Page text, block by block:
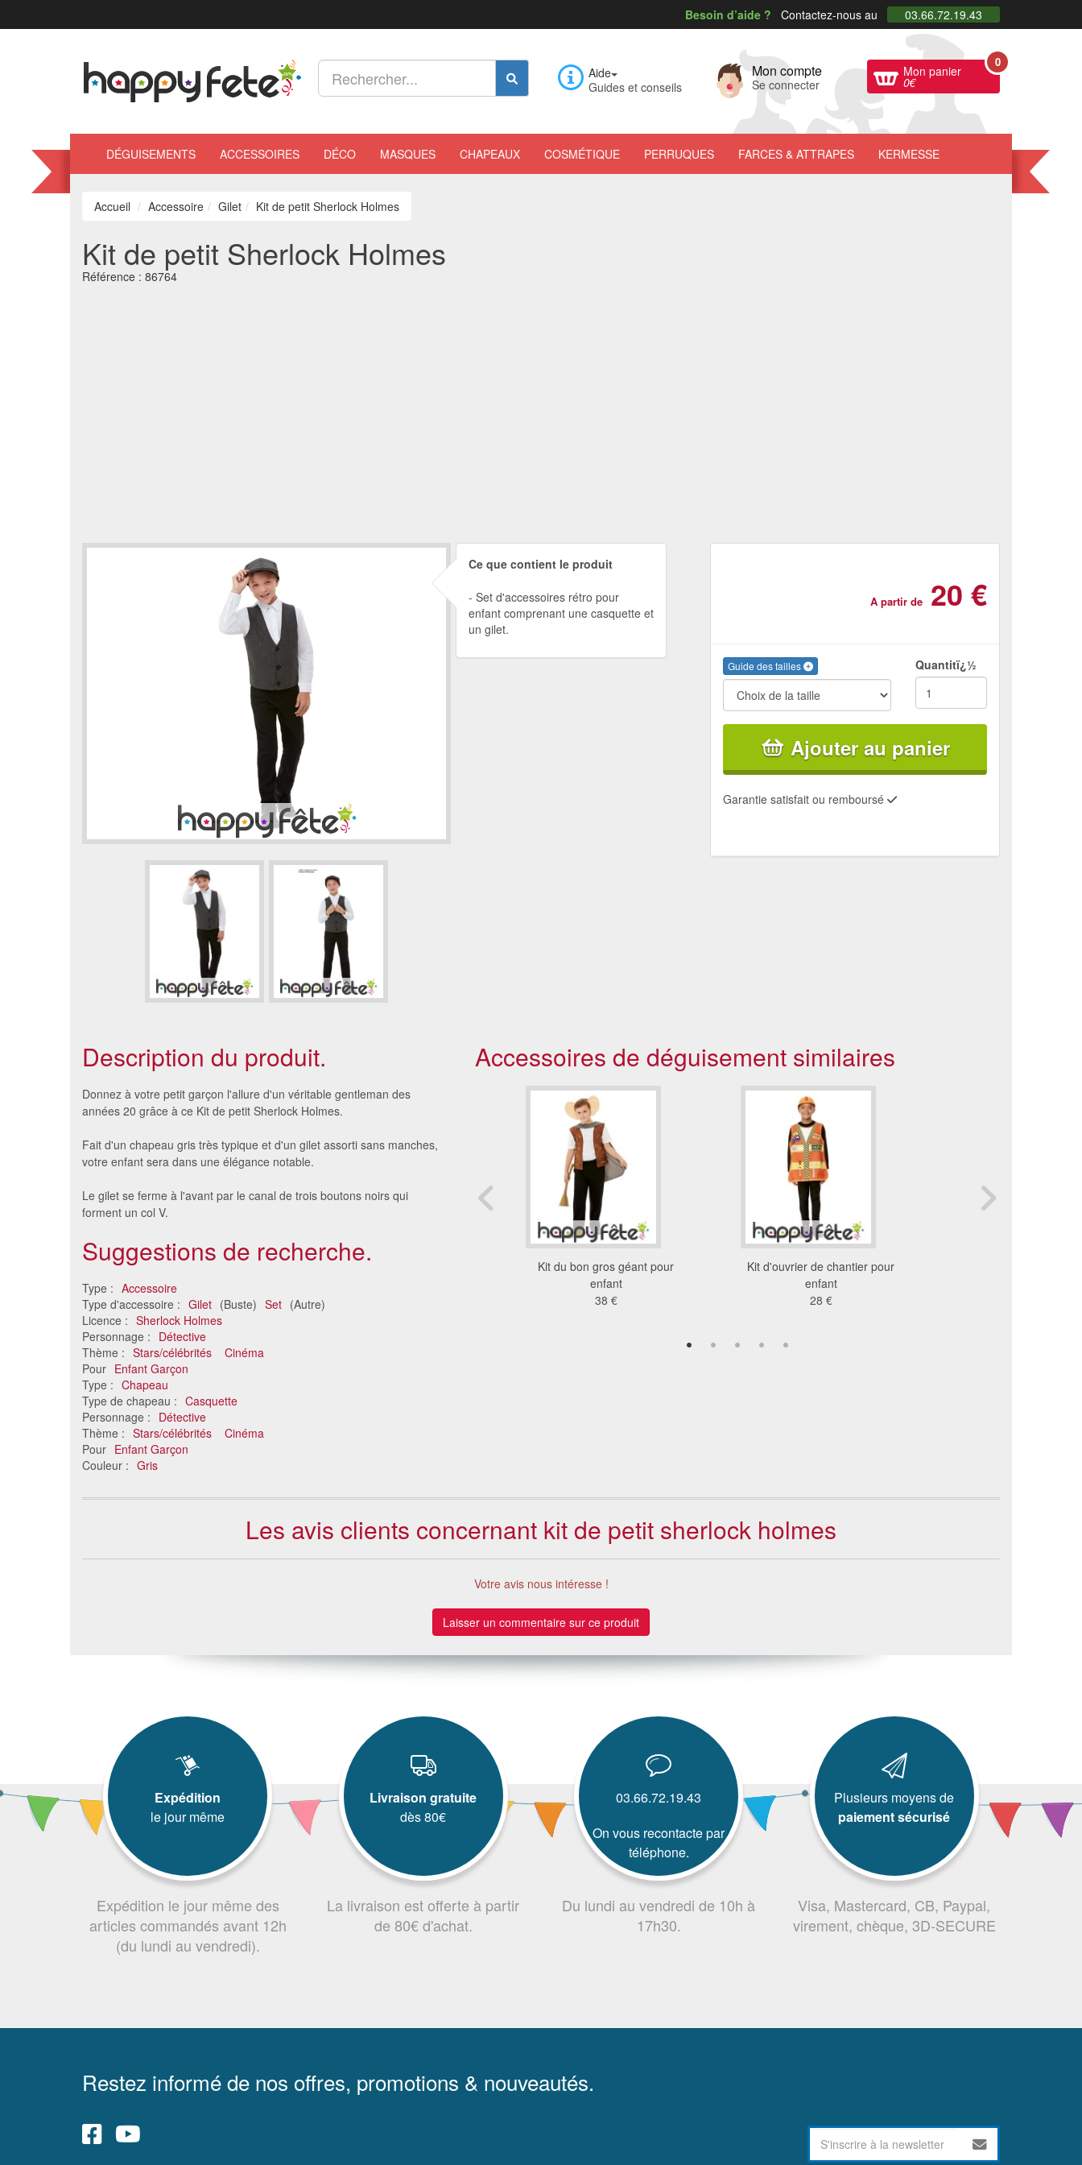
Besoin d’aide ? Contactez-nous au 03.66.72.19.43
Aide
Guides et conseils
Mon compte
Se connecter
Mon panier
0€
0
DÉGUISEMENTS ACCESSOIRES DÉCO MASQUES CHAPEAUX COSMÉTIQUE PERRUQUES FARCES & ATTRAPES KERMESSE
Accueil Accessoire Gilet Kit de petit Sherlock Holmes
Kit de petit Sherlock Holmes
Référence : 86764
Ce que contient le produit
Set d'accessoires rétro pour
enfant comprenant une casquette et
un gilet.
A partir de 20 €
Guide des tailles Quantitï¿½
Ajouter au panier
Garantie satisfait ou remboursé
Description du produit.
Donnez à votre petit garçon l'allure d'un véritable gentleman des
années 20 grâce à ce Kit de petit Sherlock Holmes.
Fait d'un chapeau gris très typique et d'un gilet assorti sans manches,
votre enfant sera dans une élégance notable.
Le gilet se ferme à l'avant par le canal de trois boutons noirs qui
forment un col V.
Suggestions de recherche.
Type : Accessoire
Type d'accessoire : Gilet (Buste) Set (Autre)
Licence : Sherlock Holmes
Personnage : Détective
Thème : Stars/célébrités
Cinéma
Pour Enfant Garçon
Type : Chapeau
Type de chapeau : Casquette
Personnage : Détective
Thème : Stars/célébrités
Cinéma
Pour Enfant Garçon
Couleur : Gris
Accessoires de déguisement similaires
Gilet, chapeau et épée de
pirate pour enfant
18 €
Set de cow-boy rouge et noir
Kit du bon gros géant pour
enfant
38 €
Kit d'ouvrier de chantier pour
enfant
28 €
Les avis clients concernant kit de petit sherlock holmes
Votre avis nous intéresse !
Laisser un commentaire sur ce produit
Expédition
le jour même
Expédition le jour même des
articles commandés avant 12h
(du lundi au vendredi).
Livraison gratuite
dès 80€
La livraison est offerte à partir
de 80€ d'achat.
03.66.72.19.43
On vous recontacte par
téléphone.
Du lundi au vendredi de 10h à
17h30.
Plusieurs moyens de
paiement sécurisé
Visa, Mastercard, CB, Paypal,
virement, chèque, 3D-SECURE
Restez informé de nos offres, promotions & nouveautés.